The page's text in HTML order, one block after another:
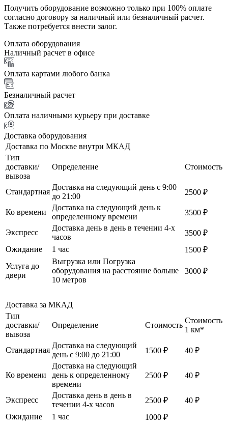
Получить оборудование возможно только при 100% оплате
согласно договору за наличный или безналичный расчет.
Также потребуется внести залог.
Оплата оборудования
Наличный расчет в офисе
Оплата картами любого банка
Безналичный расчет
Оплата наличными курьеру при доставке
Доставка оборудования
Доставка по Москве внутри МКАД
Тип
доставки/
вывоза
Определение Стоимость
Стандартная
Доставка на следующий день с 9:00
до 21:00
2500 ₽
Ко времени
Доставка на следующий день к
определенному времени
3500 ₽
Экспресс
Доставка день в день в течении 4-х
часов
3500 ₽
Ожидание
1 час
1500 ₽
Услуга до
двери
Выгрузка или Погрузка
оборудования на расстояние больше
10 метров
3000 ₽
Доставка за МКАД
Тип
доставки/
вывоза
Определение Стоимость
Стоимость
1 км*
Стандартная
Доставка на следующий
день с 9:00 до 21:00
1500 ₽ 40 ₽
Ко времени
Доставка на следующий
день к определенному
времени
2500 ₽ 40 ₽
Экспресс
Доставка день в день в
течении 4-х часов
2500 ₽
40 ₽
Ожидание
1 час
1000 ₽